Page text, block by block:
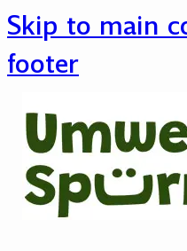
Skip to main
footer